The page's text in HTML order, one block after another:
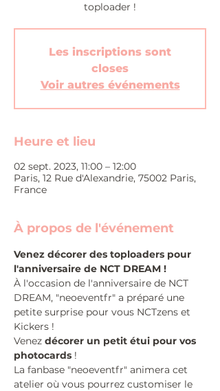
toploader !
Les inscriptions sont
closes
Voir autres événements
Heure et lieu
02 sept. 2023, 11:00 – 12:00
Paris, 12 Rue d'Alexandrie, 75002 Paris,
France
À propos de l'événement
Venez décorer des toploaders pour
l'anniversaire de NCT DREAM !
À l'occasion de l'anniversaire de NCT
DREAM, "neoeventfr" a préparé une
petite surprise pour vous NCTzens et
Kickers !
Venez décorer un petit étui pour vos
photocards !
La fanbase "neoeventfr" animera cet
atelier où vous pourrez customiser le